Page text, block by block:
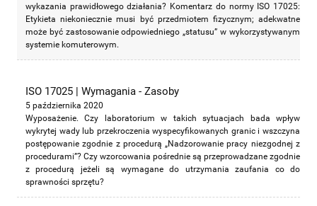
wykazania prawidłowego działania? Komentarz do normy ISO 17025:
Etykieta niekoniecznie musi być przedmiotem fizycznym; adekwatne
może być zastosowanie odpowiedniego „statusu” w wykorzystywanym
systemie komuterowym.
ISO 17025 | Wymagania - Zasoby
5 października 2020
Wyposażenie. Czy laboratorium w takich sytuacjach bada wpływ
wykrytej wady lub przekroczenia wyspecyfikowanych granic i wszczyna
postępowanie zgodnie z procedurą „Nadzorowanie pracy niezgodnej z
procedurami”? Czy wzorcowania pośrednie są przeprowadzane zgodnie
z procedurą jeżeli są wymagane do utrzymania zaufania co do
sprawności sprzętu?